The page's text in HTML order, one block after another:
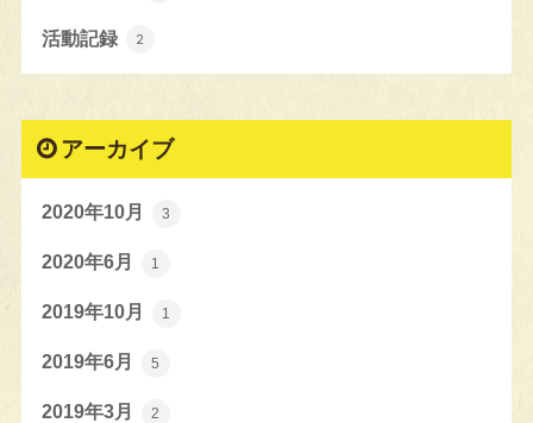
活動記録 2
アーカイブ
2020年10月 3
2020年6月 1
2019年10月 1
2019年6月 5
2019年3月 2